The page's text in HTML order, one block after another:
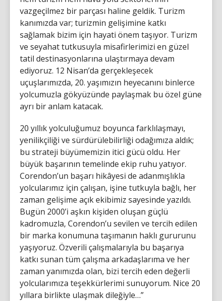
vazgeçilmez bir parçası haline geldik. Turizm
kanımızda var; turizmin gelişimine katkı
sağlamak bizim için hayati önem taşıyor. Turizm
ve seyahat tutkusuyla misafirlerimizi en güzel
tatil destinasyonlarına ulaştırmaya devam
ediyoruz. 12 Nisan’da gerçekleşecek
uçuşlarımızda, 20. yaşımızın heyecanını binlerce
yolcumuzla gökyüzünde paylaşmak bu özel güne
ayrı bir anlam katacak.
20 yıllık yolculuğumuz boyunca farklılaşmayı,
yenilikçiliği ve sürdürülebilirliği odağımıza aldık;
bu strateji büyümemizin itici gücü oldu. Her
büyük başarının temelinde ekip ruhu yatıyor.
Corendon’un başarı hikâyesi de adanmışlıkla
yolcularımız için çalışan, işine tutkuyla bağlı, her
zaman gelişime açık ekibimiz sayesinde yazıldı.
Bugün 2000’i aşkın kişiden oluşan güçlü
kadromuzla, Corendon’u sevilen ve tercih edilen
bir marka konumuna taşımanın haklı gururunu
yaşıyoruz. Özverili çalışmalarıyla bu başarıya
katkı sunan tüm çalışma arkadaşlarıma ve her
zaman yanımızda olan, bizi tercih eden değerli
yolcularımıza teşekkürlerimi sunuyorum. Nice 20
yıllara birlikte ulaşmak dileğiyle…”